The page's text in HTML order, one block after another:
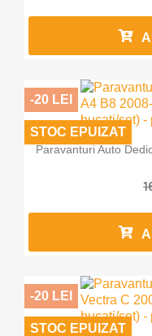
Paravanturi Auto
-20 LEI
STOC EPUIZAT
-20 LEI
STOC EPUIZAT